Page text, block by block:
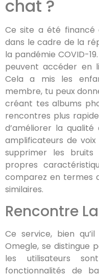
chat ?
Ce site a été financé
dans le cadre de la
la pandémie COVID-
peuvent accéder en
Cela a mis les
membre, tu peux
créant tes albums
rencontres plus
d’améliorer la qualité
amplificateurs de
supprimer les
propres
comparez en termes
similaires.
Rencontre
Ce service, bien
Omegle, se distingue
les utilisateurs
fonctionnalités de